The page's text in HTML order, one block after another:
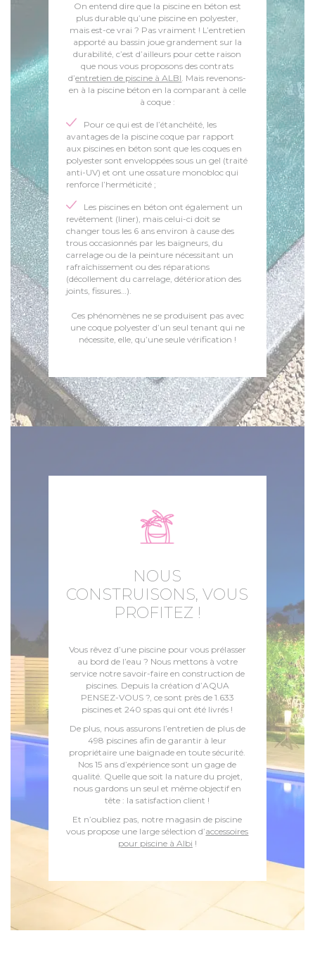
On entend dire que la piscine en béton est
plus durable qu’une piscine en polyester,
mais est-ce vrai ? Pas vraiment ! L’entretien
apporté au bassin joue grandement sur la
durabilité, c’est d’ailleurs pour cette raison
que nous vous proposons des contrats
d’entretien de piscine à ALBI. Mais revenons-
en à la piscine béton en la comparant à celle
à coque :
Pour ce qui est de l’étanchéité, les
avantages de la piscine coque par rapport
aux piscines en béton sont que les coques en
polyester sont enveloppées sous un gel (traité
anti-UV) et ont une ossature monobloc qui
renforce l’herméticité ;
Les piscines en béton ont également un
revêtement (liner), mais celui-ci doit se
changer tous les 6 ans environ à cause des
trous occasionnés par les baigneurs, du
carrelage ou de la peinture nécessitant un
rafraîchissement ou des réparations
(décollement du carrelage, détérioration des
joints, fissures…).
Ces phénomènes ne se produisent pas avec
une coque polyester d’un seul tenant qui ne
nécessite, elle, qu’une seule vérification !
NOUS
CONSTRUISONS, VOUS
PROFITEZ !
Vous rêvez d’une piscine pour vous prélasser
au bord de l’eau ? Nous mettons à votre
service notre savoir-faire en construction de
piscines. Depuis la création d’AQUA
PENSEZ-VOUS ?, ce sont près de 1.633
piscines et 240 spas qui ont été livrés !
De plus, nous assurons l’entretien de plus de
498 piscines afin de garantir à leur
propriétaire une baignade en toute sécurité.
Nos 15 ans d’expérience sont un gage de
qualité. Quelle que soit la nature du projet,
nous gardons un seul et même objectif en
tête : la satisfaction client !
Et n’oubliez pas, notre magasin de piscine
vous propose une large sélection d’accessoires
pour piscine à Albi !